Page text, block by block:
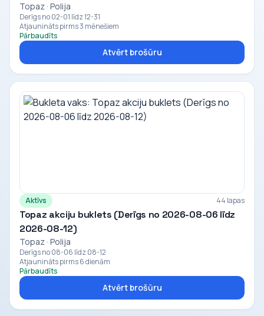
Topaz · Polija
Derīgs no 02-01 līdz 12-31
Atjaunināts pirms 3 mēnešiem
Pārbaudīts
Atvērt brošūru
Aktīvs 44 lapas
Topaz akciju buklets (Derīgs no 2026-08-06 līdz
2026-08-12)
Topaz · Polija
Derīgs no 08-06 līdz 08-12
Atjaunināts pirms 6 dienām
Pārbaudīts
Atvērt brošūru